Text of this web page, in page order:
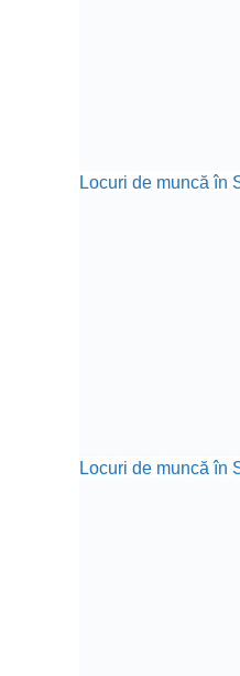
Locuri de muncă în
Locuri de muncă în